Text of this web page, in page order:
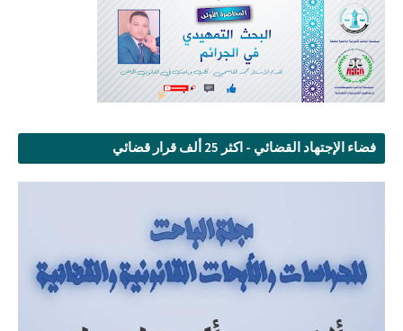
فضاء الإجتهاد القضائي - اكثر 25 ألف قرار قضائي